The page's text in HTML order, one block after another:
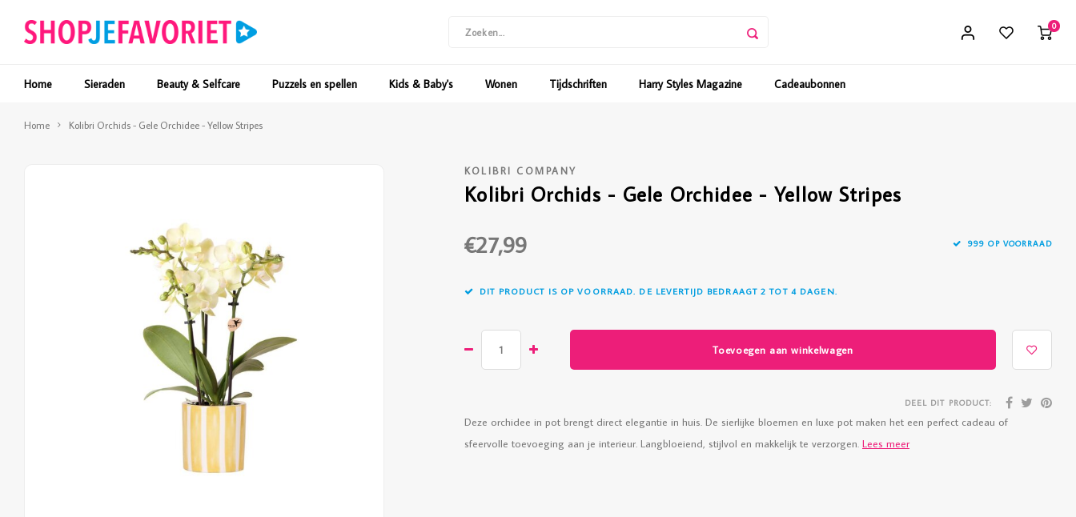
0
Home Sieraden Beauty & Selfcare Puzzels en spellen Kids & Baby's Wonen Tijdschriften Harry Styles Magazine Cadeaubonnen
Home Kolibri Orchids - Gele Orchidee - Yellow Stripes
KOLIBRI COMPANY
Kolibri Orchids - Gele Orchidee - Yellow Stripes
€27,99 999 OP VOORRAAD
DIT PRODUCT IS OP VOORRAAD. DE LEVERTIJD BEDRAAGT 2 TOT 4 DAGEN.
Toevoegen aan winkelwagen
DEEL DIT PRODUCT:
Deze orchidee in pot brengt direct elegantie in huis. De sierlijke bloemen en luxe pot maken het een perfect cadeau of
sfeervolle toevoeging aan je interieur. Langbloeiend, stijlvol en makkelijk te verzorgen. Lees meer